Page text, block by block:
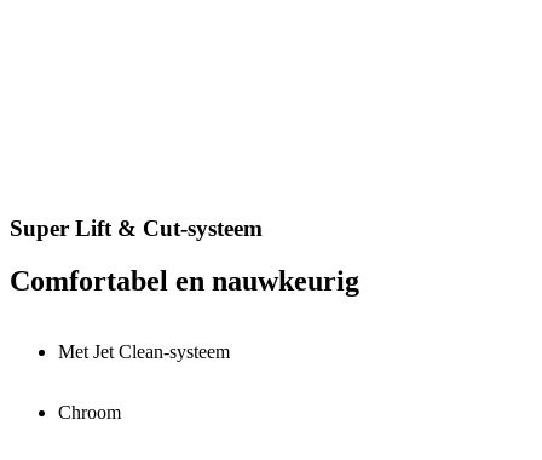
Super Lift & Cut-systeem
Comfortabel en nauwkeurig
Met Jet Clean-systeem
Chroom